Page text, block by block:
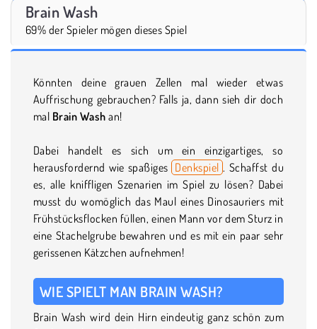
Brain Wash
69% der Spieler mögen dieses Spiel
Könnten deine grauen Zellen mal wieder etwas
Auffrischung gebrauchen? Falls ja, dann sieh dir doch
mal Brain Wash an!
Dabei handelt es sich um ein einzigartiges, so
herausfordernd wie spaßiges Denkspiel . Schaffst du
es, alle kniffligen Szenarien im Spiel zu lösen? Dabei
musst du womöglich das Maul eines Dinosauriers mit
Frühstücksflocken füllen, einen Mann vor dem Sturz in
eine Stachelgrube bewahren und es mit ein paar sehr
gerissenen Kätzchen aufnehmen!
WIE SPIELT MAN BRAIN WASH?
Brain Wash wird dein Hirn eindeutig ganz schön zum